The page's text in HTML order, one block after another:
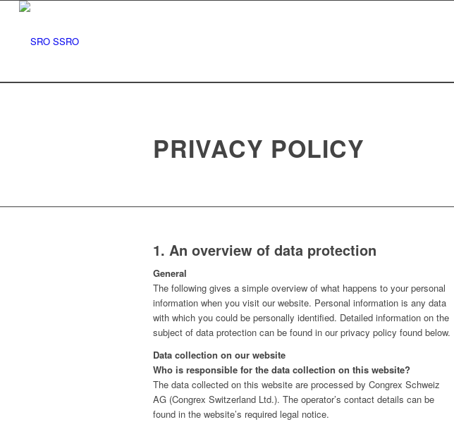
PRIVACY POLICY
1. An overview of data protection
General
The following gives a simple overview of what happens to your personal
information when you visit our website. Personal information is any data
with which you could be personally identified. Detailed information on the
subject of data protection can be found in our privacy policy found below.
Data collection on our website
Who is responsible for the data collection on this website?
The data collected on this website are processed by Congrex Schweiz
AG (Congrex Switzerland Ltd.). The operator’s contact details can be
found in the website’s required legal notice.